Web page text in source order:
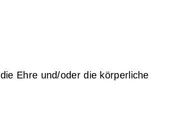
Ehre und/oder die körperliche